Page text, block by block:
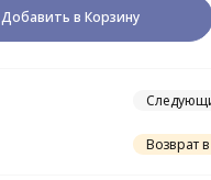
Добавить в Корзину
Возврат